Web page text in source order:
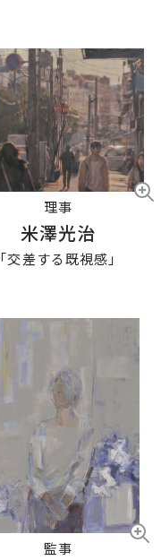
理事
米澤光治
「交差する既視感」
監事